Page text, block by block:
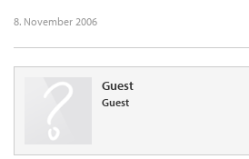
8. November 2006
Guest
Guest